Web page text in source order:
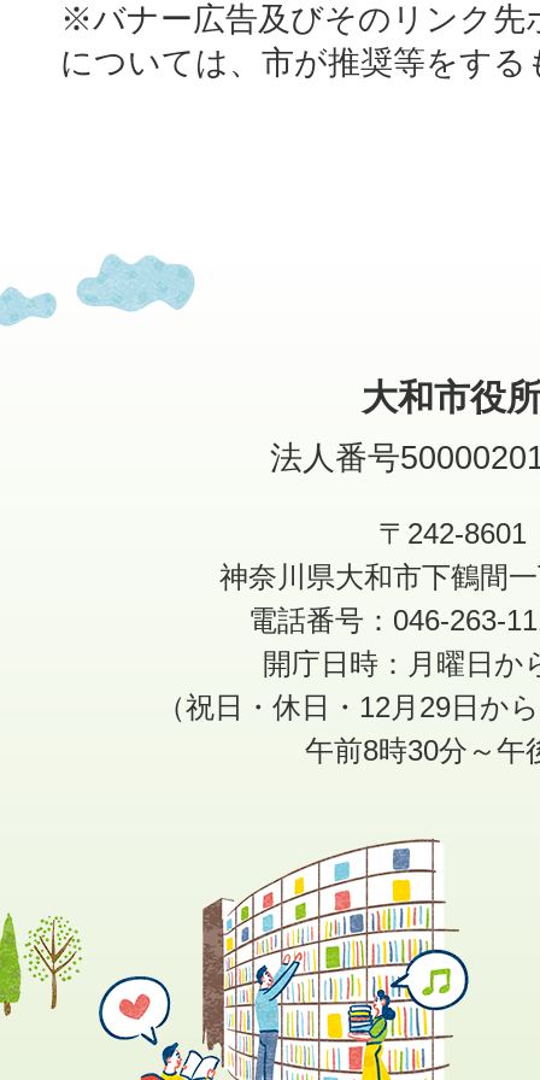
※バナー広告及びそのリンク先
については、市が推奨等をす
大和市役
法人番号
〒242-8601
神奈川県大和市下鶴間
電話番号：046-263-
開庁日時：月曜日か
（祝日・休日・12月29日か
午前8時30分～午